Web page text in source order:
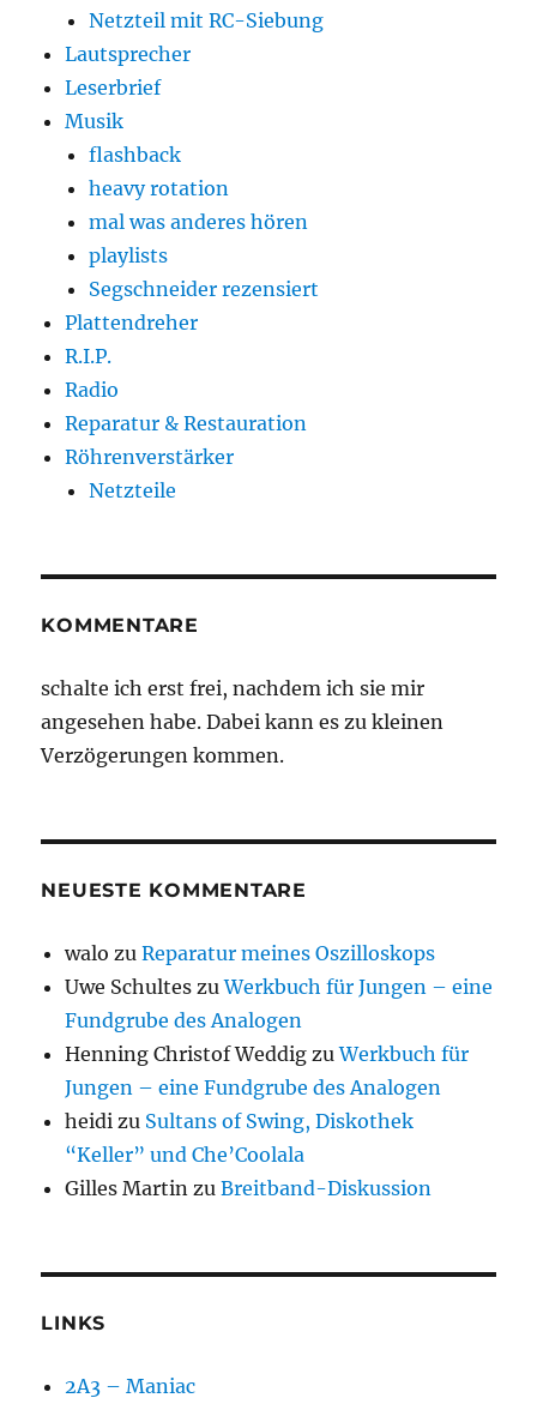
Netzteil mit RC-Siebung
Lautsprecher
Leserbrief
Musik
flashback
heavy rotation
mal was anderes hören
playlists
Segschneider rezensiert
Plattendreher
R.I.P.
Radio
Reparatur & Restauration
Röhrenverstärker
Netzteile
KOMMENTARE
schalte ich erst frei, nachdem ich sie mir
angesehen habe. Dabei kann es zu kleinen
Verzögerungen kommen.
NEUESTE KOMMENTARE
walo zuReparatur meines Oszilloskops
Uwe Schultes zuWerkbuch für Jungen – eine
Fundgrube des Analogen
Henning Christof Weddig zuWerkbuch für
Jungen – eine Fundgrube des Analogen
heidi zu Sultans of Swing, Diskothek
“Keller” und Che’Coolala
Gilles Martin zuBreitband-Diskussion
LINKS
2A3 – Maniac